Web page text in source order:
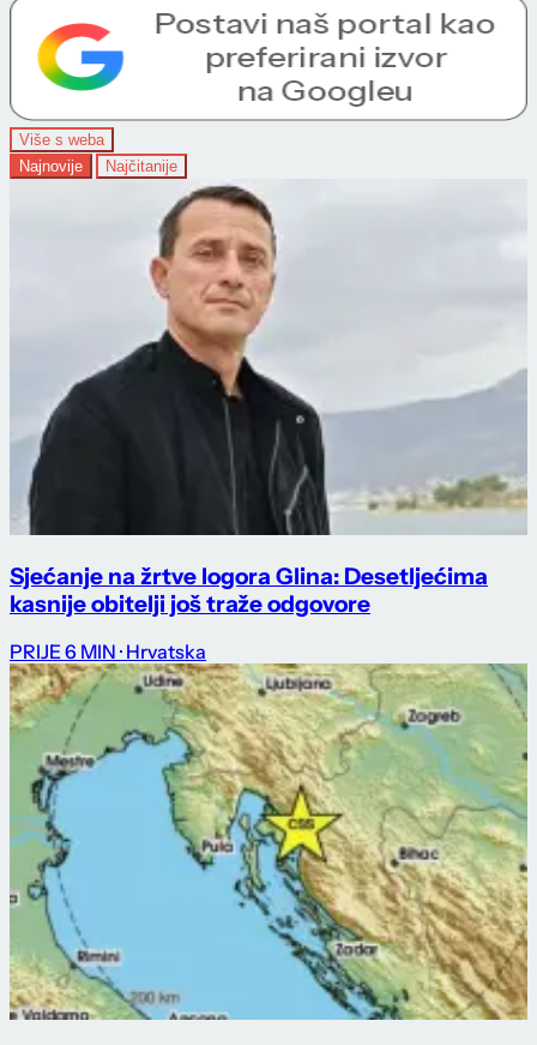
Više s weba
Najnovije
Najčitanije
Sjećanje na žrtve logora Glina: Desetljećima
kasnije obitelji još traže odgovore
PRIJE 6 MIN · Hrvatska